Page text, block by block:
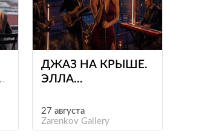
е
ДЖАЗ НА КРЫШЕ.
ЭЛЛА
27 августа
Zarenkov Gallery